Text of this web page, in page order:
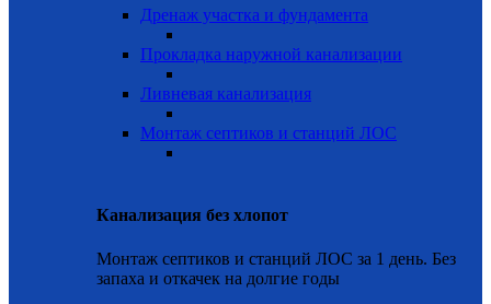
Дренаж участка и фундамента
Прокладка наружной канализации
Ливневая канализация
Монтаж септиков и станций ЛОС
Канализация без хлопот
Монтаж септиков и станций ЛОС за 1 день. Без
запаха и откачек на долгие годы